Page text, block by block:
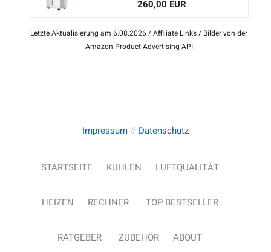
260,00 EUR
Letzte Aktualisierung am 6.08.2026 / Affiliate Links / Bilder von der
Amazon Product Advertising API
Impressum// Datenschutz
STARTSEITE KÜHLEN LUFTQUALITÄT
HEIZEN RECHNER TOP BESTSELLER
RATGEBER ZUBEHÖR ABOUT